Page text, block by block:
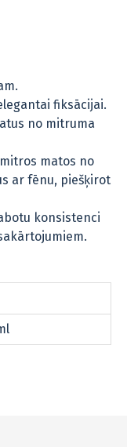
fiksācijai.
no mitruma
matos no
ar fēnu, piešķirot
konsistenci